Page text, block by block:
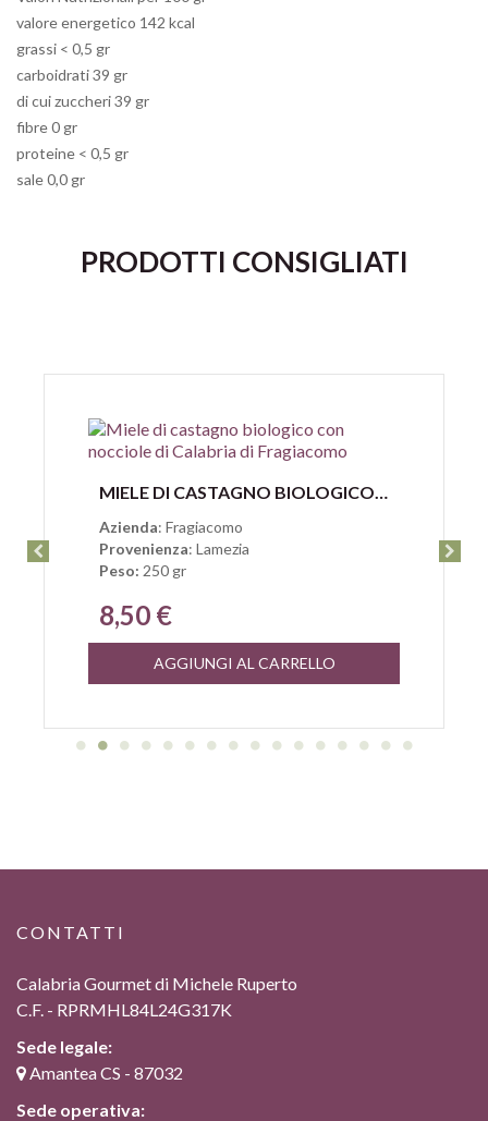
valore energetico 142 kcal
grassi < 0,5 gr
carboidrati 39 gr
di cui zuccheri 39 gr
fibre 0 gr
proteine < 0,5 gr
sale 0,0 gr
PRODOTTI CONSIGLIATI
Anteprima MIELE DI CASTAGNO BIOLOGICO CON NOCCIOLE DI CALABRIA DI FRAGIACOMO
Azienda: Fragiacomo
Provenienza: Lamezia
Peso: 250 gr
8,50 €
AGGIUNGI AL CARRELLO
CONTATTI
Calabria Gourmet di Michele Ruperto
C.F. - RPRMHL84L24G317K
Sede legale:
Amantea CS - 87032
Sede operativa: